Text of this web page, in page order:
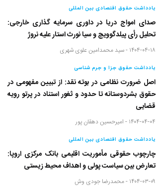
یادداشت حقوق اقتصادی بین المللی
صدای امواج دریا در داوری سرمایه گذاری خارجی:
تحلیل رأی پیلدگوویچ و سیا نورث استار علیه نروژ
۱۴۰۴-۰۴-۱۸ - سید محمدامین علوی شهری
یادداشت حقوق جزا و جرم شناسی
اصل ضرورت نظامی در بوته نقد: از تبیین مفهومی در
حقوق بشردوستانه تا حدود و ثغور استناد در پرتو رویه
قضایی
۱۴۰۴-۰۴-۰۴ - امیرحسین دهقان پور
یادداشت حقوق اقتصادی بین المللی
چارچوب حقوقی مأموریت اقلیمی بانک مرکزی اروپا:
تعارض بین سیاست پولی و اهداف محیط زیستی
۱۴۰۴-۰۳-۰۹ - محمدرضا جودی وش